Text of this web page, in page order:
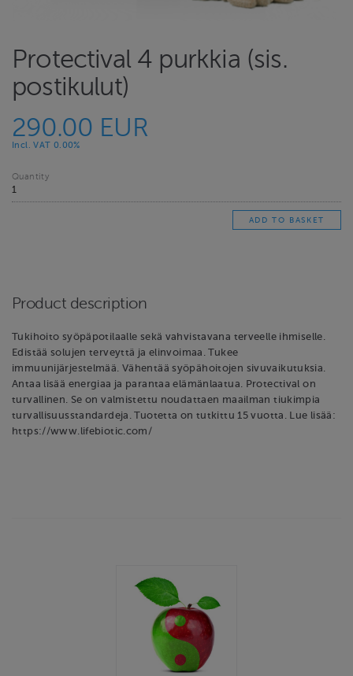
Protectival 4 purkkia (sis.
postikulut)
290.00 EUR
Incl. VAT 0.00%
Quantity
Product description
Tukihoito syöpäpotilaalle sekä vahvistavana terveelle ihmiselle.
Edistää solujen terveyttä ja elinvoimaa. Tukee
immuunijärjestelmää. Vähentää syöpähoitojen sivuvaikutuksia.
Antaa lisää energiaa ja parantaa elämänlaatua. Protectival on
turvallinen. Se on valmistettu noudattaen maailman tiukimpia
turvallisuusstandardeja. Tuotetta on tutkittu 15 vuotta. Lue lisää:
https://www.lifebiotic.com/